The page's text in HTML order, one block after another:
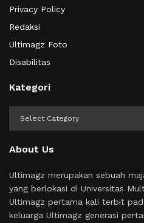
Privacy Policy
Redaksi
Ultimagz Foto
Disabilitas
Kategori
About Us
Ultimagz merupakan sebuah
yang berlokasi di Universitas
Ultimagz pertama kali terbit
keluarga Ultimagz generasi